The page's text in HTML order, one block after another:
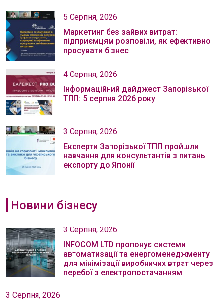
5 Серпня, 2026
Маркетинг без зайвих витрат:
підприємцям розповіли, як ефективно
просувати бізнес
4 Серпня, 2026
Інформаційний дайджест Запорізької
ТПП: 5 серпня 2026 року
3 Серпня, 2026
Експерти Запорізької ТПП пройшли
навчання для консультантів з питань
експорту до Японії
Новини бізнесу
3 Серпня, 2026
INFOCOM LTD пропонує системи
автоматизації та енергоменеджменту
для мінімізації виробничих втрат через
перебої з електропостачанням
3 Серпня, 2026